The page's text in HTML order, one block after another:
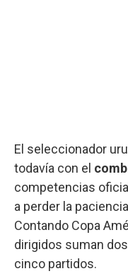
El seleccionador
todavía con el
competencias
a perder la
Contando Copa
dirigidos suman
cinco partidos.